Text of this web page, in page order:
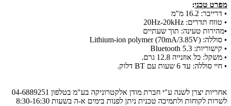
מפרט טכני:
• דרייבר: 16.2 מ"מ
• טווח תדרים: 20Hz-20kHz
•מהירות טעינה: תוך שעתיים
• סוללה: Lithium-ion polymer (70mA/3.85V)
• קישוריות: Bluetooth 5.3
• משקל: כל אוזנייה 12.8 גרם.
• חיי סוללה: עד 6 שעות עם BT דלוק.
אחריות יצרן לשנה ע"י חברת מודן אלקטרוניקה בע"מ בטלפון 04-6889251
לשרות לקוחות ולתמיכה טכנית ניתן לפנות בימים א-ה בשעות 8:30-16:30